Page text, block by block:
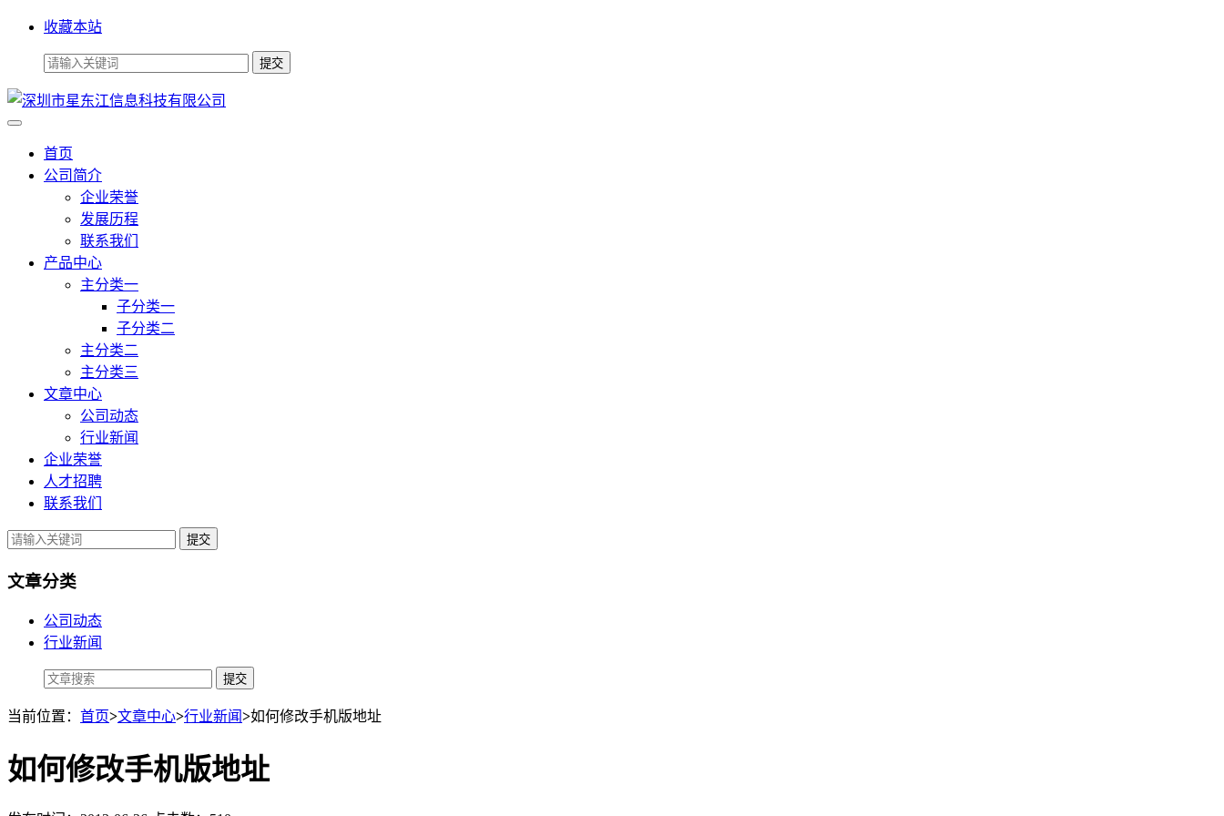
收藏本站
首页
公司简介
企业荣誉
发展历程
联系我们
产品中心
主分类一
子分类一
子分类二
主分类二
主分类三
文章中心
公司动态
行业新闻
企业荣誉
人才招聘
联系我们
提交
文章分类
公司动态
行业新闻
当前位置： 首页>文章中心>行业新闻>如何修改手机版地址
如何修改手机版地址